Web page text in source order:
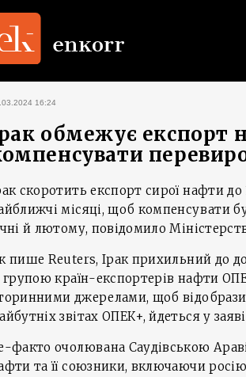
16:24
обмежує експорт
скоротить експорт сирої нафти
місяці, щоб компенсувати
й лютому, повідомило
пише Reuters, Ірак прихильний до
групою країн-експортерів нафти
джерелами, щоб
звітах ОПЕК+, йдеться у
факто очолювана Саудівською
та її союзники, включаючи